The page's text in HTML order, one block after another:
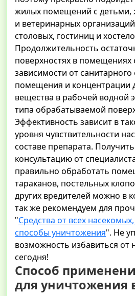
жилых помещений с детьми,
и ветеринарных
столовых, гостиниц и
Продолжительность
поверхностях в помещениях
зависимости от санитарного
помещения и концентрации
вещества в рабочей водной
типа обрабатываемой
Эффективность зависит в
уровня чувствительности
составе препарата.
консультацию от
правильно обработать
тараканов, постельных
других вредителей можно в
так же рекомендуем для
"Средства от всех
способы уничтожения". Не
возможность избавиться от
сегодня!
Способ
для уничтожения